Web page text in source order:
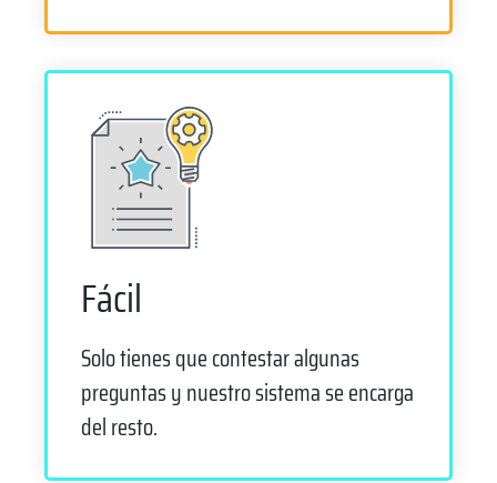
Fácil
Solo tienes que contestar algunas
preguntas y nuestro sistema se encarga
del resto.